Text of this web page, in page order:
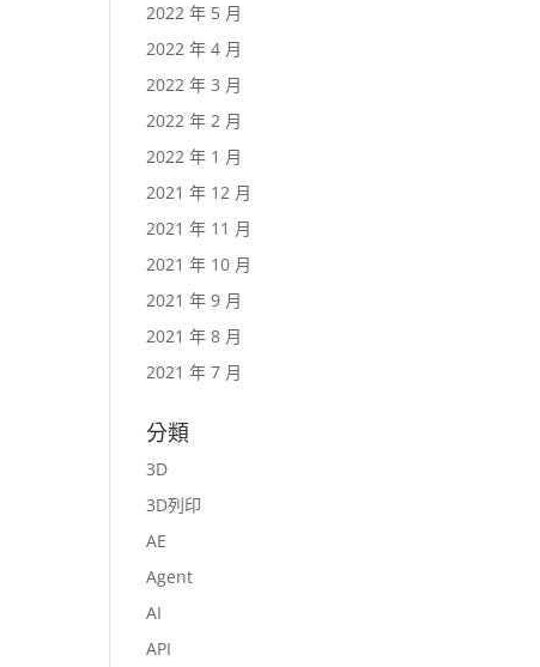
2022 年 5 月
2022 年 4 月
2022 年 3 月
2022 年 2 月
2022 年 1 月
2021 年 12 月
2021 年 11 月
2021 年 10 月
2021 年 9 月
2021 年 8 月
2021 年 7 月
分類
3D
3D列印
AE
Agent
AI
API